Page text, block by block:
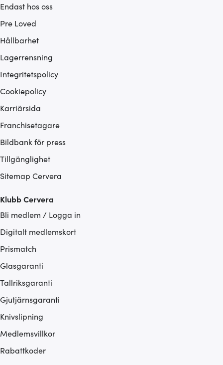
Endast hos oss
Pre Loved
Hållbarhet
Lagerrensning
Integritetspolicy
Cookiepolicy
Karriärsida
Franchisetagare
Bildbank för press
Tillgänglighet
Sitemap Cervera
Klubb Cervera
Bli medlem / Logga in
Digitalt medlemskort
Prismatch
Glasgaranti
Tallriksgaranti
Gjutjärnsgaranti
Knivslipning
Medlemsvillkor
Rabattkoder